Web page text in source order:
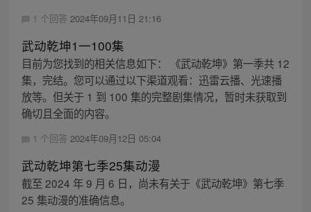
1 个回答 2024年09月11日 21:16
武动乾坤1一100集
目前为您找到的相关信息如下： 《武动乾坤》第一季共 12
集，完结。您可以通过以下渠道观看：迅雷云播、光速播
放等。但关于 1 到 100 集的完整剧集情况，暂时未获取到
确切且全面的内容。
1 个回答 2024年09月12日 05:04
武动乾坤第七季25集动漫
截至 2024 年 9 月 6 日，尚未有关于《武动乾坤》第七季
25 集动漫的准确信息。